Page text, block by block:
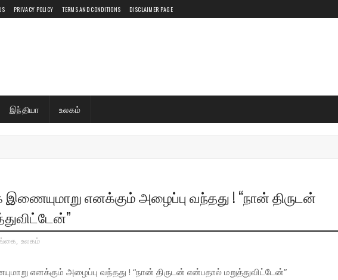
PRIVACY POLICY TERMS AND CONDITIONS DISCLAIMER PAGE
இந்தியா உலகம்
எனக்கும் அழைப்பு வந்தது ! “நான் திருடன்
, உலகம்
எனக்கும் அழைப்பு வந்தது ! “நான் திருடன் என்பதால் மறுத்துவிட்டேன்”